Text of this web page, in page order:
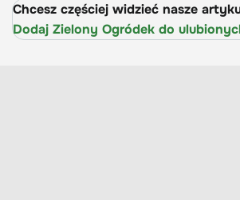
Chcesz częściej widzieć nasze
Dodaj Zielony Ogródek do